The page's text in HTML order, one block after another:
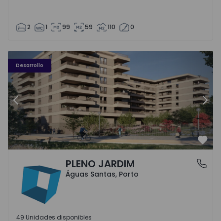
2 1 99 59 110 0
Desarrollo
PLENO JARDIM - 3
Anterior
Águas Santas, PortoPLENO JARDIM
Águas Santas, Porto
49 Unidades disponibles